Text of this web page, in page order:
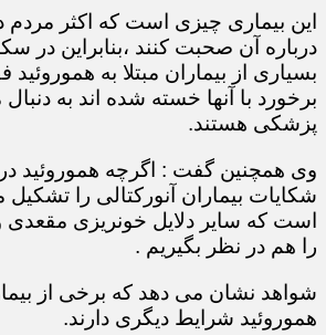
این بیماری چیزی است که اکثر مردم
درباره آن صحبت کنند ،بنابراین در
بسیاری از بیماران مبتلا به
برخورد با آنها خسته شده اند به
پزشکی هستند.
وی همچنین گفت : اگرچه هموروئید
شکایات بیماران آنورکتالی را
است که سایر دلایل خونریزی مقعدی
را هم در نظر بگیریم .
شواهد نشان می دهد که برخی از
هموروئید شرایط دیگری دارند.